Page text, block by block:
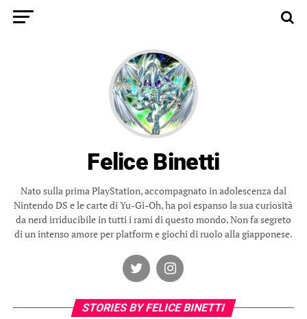
Felice Binetti
Nato sulla prima PlayStation, accompagnato in adolescenza dal
Nintendo DS e le carte di Yu-Gi-Oh, ha poi espanso la sua curiosità
da nerd irriducibile in tutti i rami di questo mondo. Non fa segreto
di un intenso amore per platform e giochi di ruolo alla giapponese.
STORIES BY FELICE BINETTI